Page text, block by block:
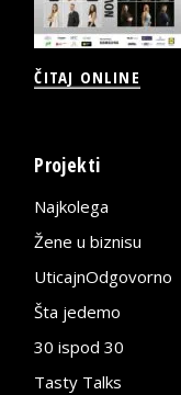
ČITAJ ONLINE
Projekti
Najkolega
Žene u biznisu
UticajnOdgovorno
Šta jedemo
30 ispod 30
Tasty Talks